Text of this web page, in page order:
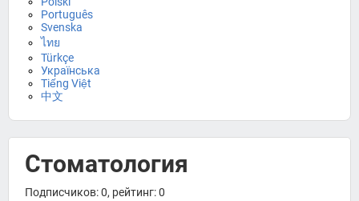
Português
Svenska
ไทย
Türkçe
Українська
Tiếng Việt
中文
Стоматология
Подписчиков: 0, рейтинг: 0